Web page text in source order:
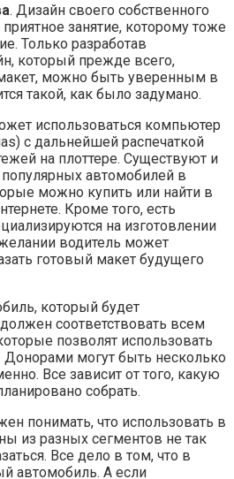
. Дизайн своего собственного
занятие, которому тоже
Только разработав
который прежде всего,
можно быть уверенным в
такой, как было задумано.
использоваться компьютер
с дальнейшей распечаткой
на плоттере. Существуют и
автомобилей в
можно купить или найти в
Кроме того, есть
на изготовлении
водитель может
готовый макет будущего
который будет
соответствовать всем
позволят использовать
Донорами могут быть несколько
Все зависит от того, какую
собрать.
понимать, что использовать в
из разных сегментов не так
Все дело в том, что в
автомобиль. А если